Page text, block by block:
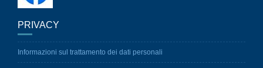
PRIVACY
Informazioni sul trattamento dei dati personali